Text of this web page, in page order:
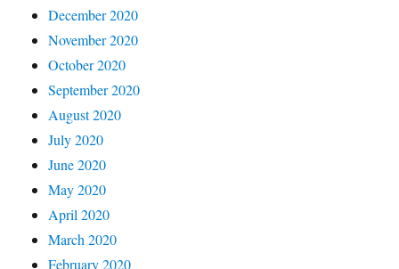
December 2020
November 2020
October 2020
September 2020
August 2020
July 2020
June 2020
May 2020
April 2020
March 2020
February 2020